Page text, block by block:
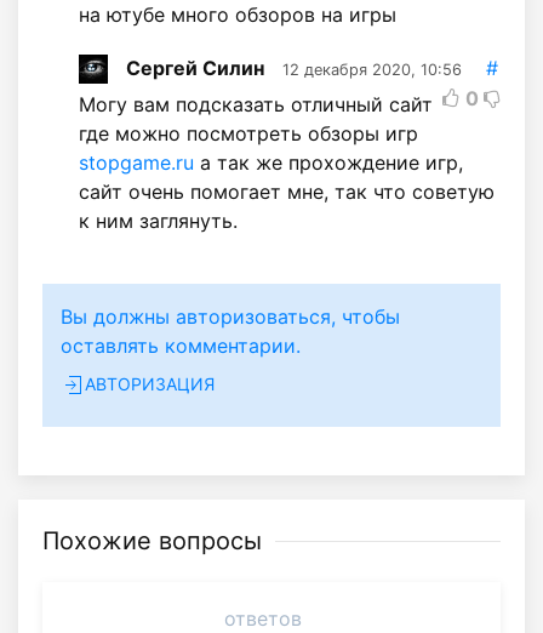
на ютубе много обзоров на игры
Сергей Силин 12 декабря 2020, 10:56
#
0
Могу вам подсказать отличный сайт
где можно посмотреть обзоры игр
stopgame.ru а так же прохождение игр,
сайт очень помогает мне, так что советую
к ним заглянуть.
Вы должны авторизоваться, чтобы
оставлять комментарии.
АВТОРИЗАЦИЯ
Похожие вопросы
ответов